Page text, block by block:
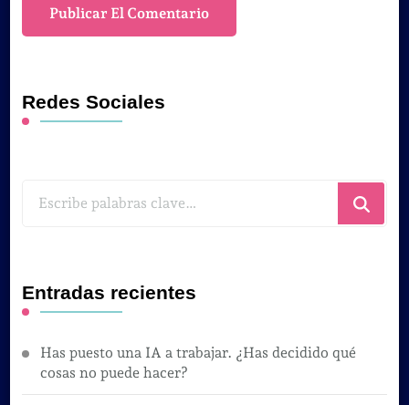
Redes Sociales
Entradas recientes
Has puesto una IA a trabajar. ¿Has decidido qué
cosas no puede hacer?